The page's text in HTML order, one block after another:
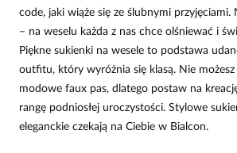
code, jaki wiąże się ze ślubnymi przyjęciami.
– na weselu każda z nas chce olśniewać i
Piękne sukienki na wesele to podstawa
outfitu, który wyróżnia się klasą. Nie
modowe faux pas, dlatego postaw na
rangę podniosłej uroczystości. Stylowe
eleganckie czekają na Ciebie w Bialcon.